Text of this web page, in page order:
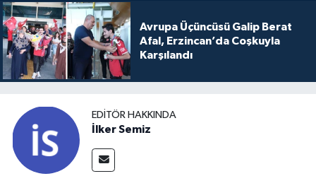
Avrupa Üçüncüsü Galip Berat
Afal, Erzincan’da Coşkuyla
Karşılandı
EDITÖR HAKKINDA
İlker Semiz